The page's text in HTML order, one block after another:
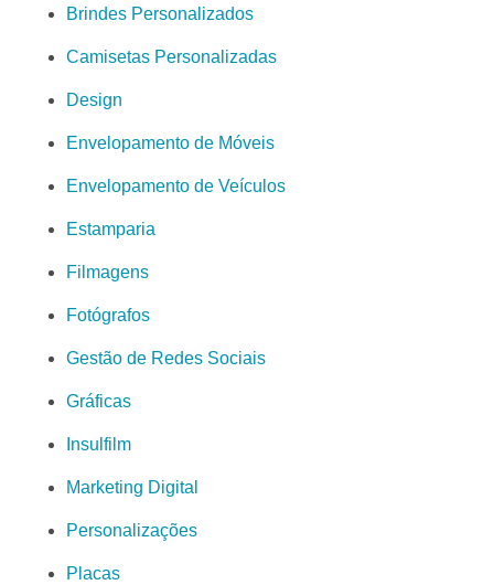
Brindes Personalizados
Camisetas Personalizadas
Design
Envelopamento de Móveis
Envelopamento de Veículos
Estamparia
Filmagens
Fotógrafos
Gestão de Redes Sociais
Gráficas
Insulfilm
Marketing Digital
Personalizações
Placas